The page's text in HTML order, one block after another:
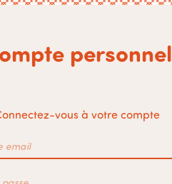
personnel
vous à votre compte